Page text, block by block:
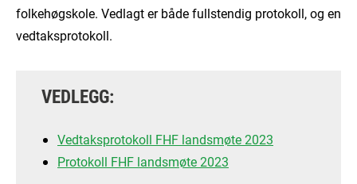
folkehøgskole. Vedlagt er både fullstendig protokoll, og en
vedtaksprotokoll.
VEDLEGG:
Vedtaksprotokoll FHF landsmøte 2023
Protokoll FHF landsmøte 2023